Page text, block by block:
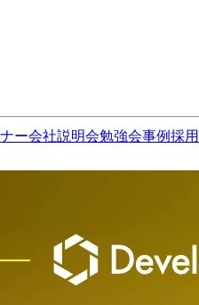
ー会社説明会勉強会事例採用